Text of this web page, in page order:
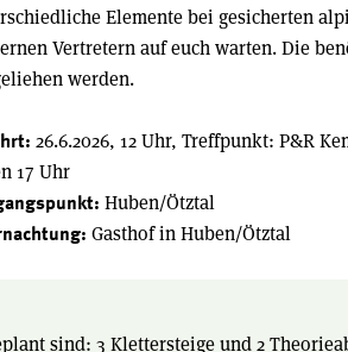
Elemente bei gesicherten
Vertretern auf euch warten. Die
werden.
26.6.2026, 12 Uhr, Treffpunkt: P&R
17 Uhr
Huben/Ötztal
Gasthof in Huben/Ötztal
sind: 3 Klettersteige und 2